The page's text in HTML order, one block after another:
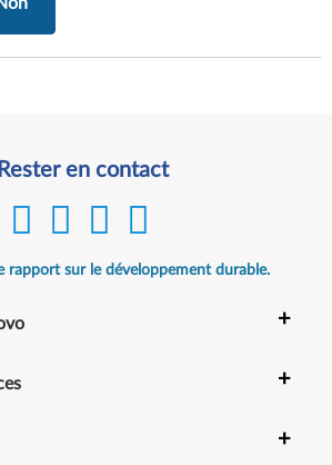
Rester en contact
rapport sur le développement durable.
+
+
+